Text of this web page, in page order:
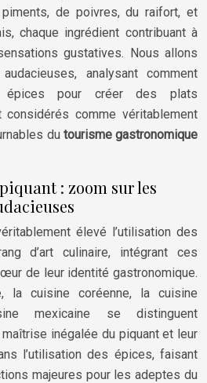
de poivres, du raifort, et
chaque ingrédient contribuant à
gustatives. Nous allons
analysant comment
pour créer des plats
comme véritablement
du tourisme gastronomique
: zoom sur les
élevé l’utilisation des
d’art culinaire, intégrant ces
de leur identité gastronomique.
la cuisine coréenne, la cuisine
mexicaine se distinguent
inégalée du piquant et leur
l’utilisation des épices, faisant
majeures pour les adeptes du